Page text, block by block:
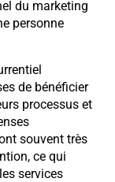
du marketing
personne
de bénéficier
processus et
souvent très
ce qui
services